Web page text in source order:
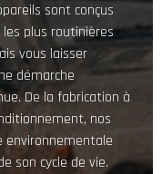
sont conçus
plus routinières
vous laisser
démarche
De la fabrication à
nos
environnementale
son cycle de vie.